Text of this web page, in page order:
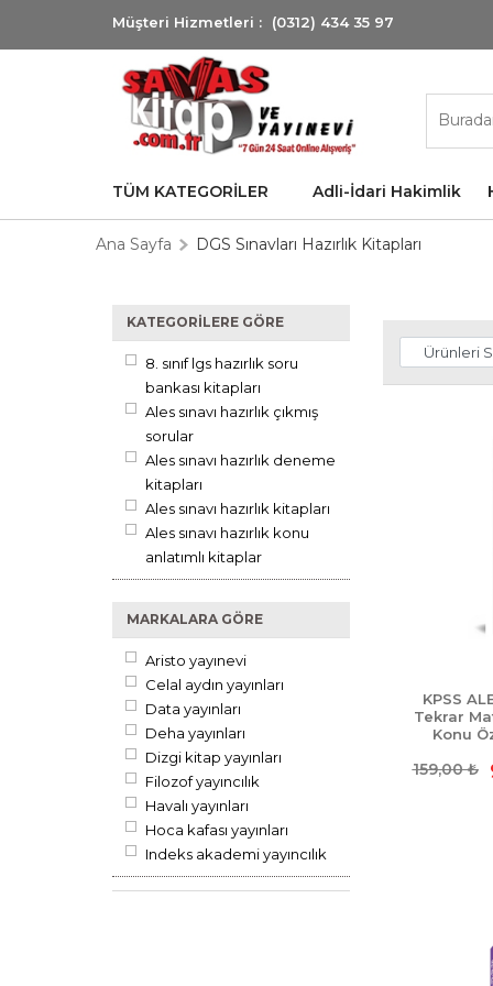
Müşteri Hizmetleri : (0312) 434 35 97
TÜM KATEGORİLER Adli-İdari Hakimlik
Ana Sayfa DGS Sınavları Hazırlık Kitapları
KATEGORILERE GÖRE
8. sınıf lgs hazırlık soru
bankası kitapları
Ales sınavı hazırlık çıkmış
sorular
Ales sınavı hazırlık deneme
kitapları
Ales sınavı hazırlık kitapları
Ales sınavı hazırlık konu
anlatımlı kitaplar
Ales sınavı hazırlık soru
Dgs sınavı hazırlık çıkmış
sorular
Dgs sınavı hazırlık deneme
kitapları
Dgs sınavı hazırlık konu
anlatımlı kitaplar
Dgs sınavı hazırlık soru
bankası kitapları
Dgs sınavı hazırlık yaprak
testler
kitapları
MARKALARA GÖRE
Aristo yayınevi
Celal aydın yayınları
Data yayınları
Deha yayınları
Dizgi kitap yayınları
Filozof yayıncılık
Havalı yayınları
Hoca kafası yayınları
Indeks akademi yayıncılık
Informal yayınları
KPSS
Tekrar
Konu
159,00₺